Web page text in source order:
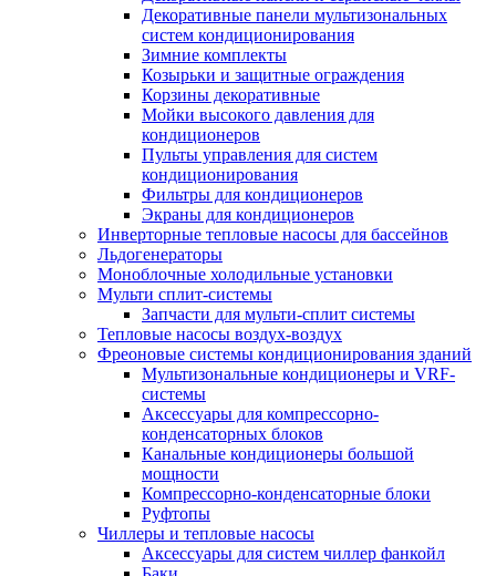
Декоративные панели мультизональных
систем кондиционирования
Зимние комплекты
Козырьки и защитные ограждения
Корзины декоративные
Мойки высокого давления для
кондиционеров
Пульты управления для систем
кондиционирования
Фильтры для кондиционеров
Экраны для кондиционеров
Инверторные тепловые насосы для бассейнов
Льдогенераторы
Моноблочные холодильные установки
Мульти сплит-системы
Запчасти для мульти-сплит системы
Тепловые насосы воздух-воздух
Фреоновые системы кондиционирования зданий
Мультизональные кондиционеры и VRF-
системы
Аксессуары для компрессорно-
конденсаторных блоков
Канальные кондиционеры большой
мощности
Компрессорно-конденсаторные блоки
Руфтопы
Чиллеры и тепловые насосы
Аксессуары для систем чиллер фанкойл